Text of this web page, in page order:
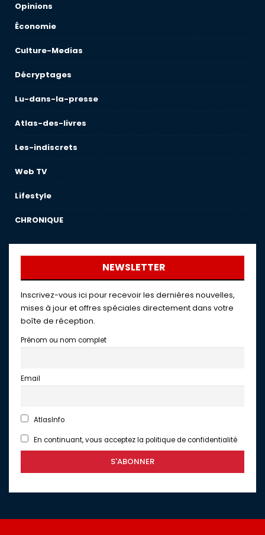
Opinions
Économie
Culture-Medias
Décryptages
Lu-dans-la-presse
Atlas-des-livres
Les-indiscrets
Web TV
Lifestyle
CHRONIQUE
NEWSLETTER
Inscrivez-vous ici pour recevoir les dernières nouvelles,
mises à jour et offres spéciales directement dans votre
boîte de réception.
Prénom ou nom complet
Email
AtlasInfo
En continuant, vous acceptez la politique de confidentialité